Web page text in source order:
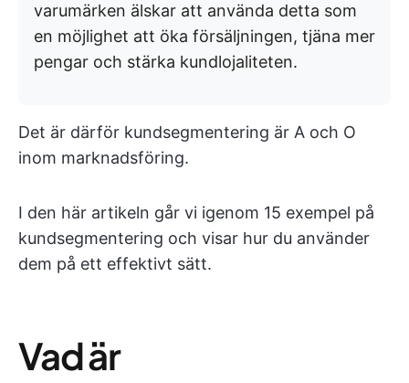
varumärken älskar att använda detta som
en möjlighet att öka försäljningen, tjäna mer
pengar och stärka kundlojaliteten.
Det är därför kundsegmentering är A och O
inom marknadsföring.
I den här artikeln går vi igenom 15 exempel på
kundsegmentering och visar hur du använder
dem på ett effektivt sätt.
Vad är